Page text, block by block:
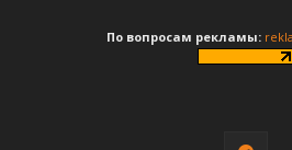
По вопросам рекламы: